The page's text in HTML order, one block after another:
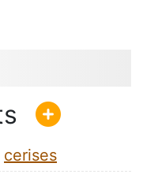
cerises